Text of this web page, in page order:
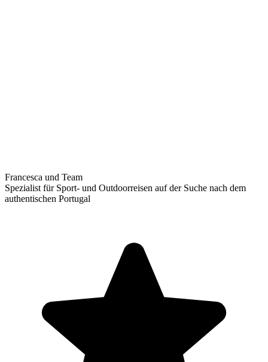
Francesca und Team
Spezialist für Sport- und Outdoorreisen auf der Suche nach dem
authentischen Portugal